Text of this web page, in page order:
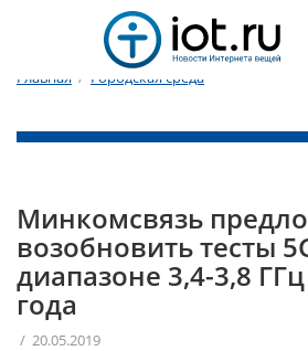
Главная / Городская среда
Минкомсвязь
возобновить тесты
диапазоне 3,4-3,8
года
/ 20.05.2019